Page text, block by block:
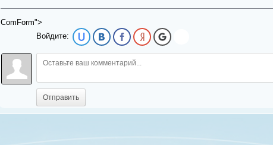
ComForm">
Войдите:
Отправить